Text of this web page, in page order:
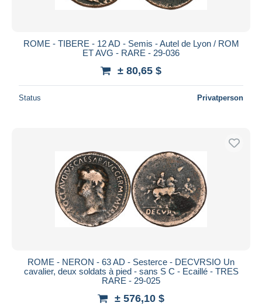
ROME - TIBERE - 12 AD - Semis - Autel de Lyon / ROM
ET AVG - RARE - 29-036
± 80,65 $
Status Privatperson
ROME - NERON - 63 AD - Sesterce - DECVRSIO Un
cavalier, deux soldats à pied - sans S C - Ecaillé - TRES
RARE - 29-025
± 576,10 $